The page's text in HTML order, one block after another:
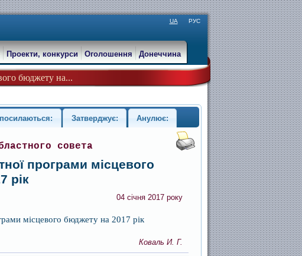
UA РУС
бюджету на...
Проекти, конкурси Оголошення Донеччина
Затверджує: Анулює:
совета
програми місцевого
рік
04 січня 2017 року
місцевого бюджету на 2017 рік
Коваль И. Г.